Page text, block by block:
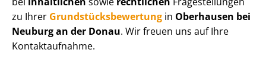
zu Ihrer Grund­stücks­be­wer­tung in Oberhausen bei
Neuburg an der Donau. Wir freuen uns auf Ihre
Kontaktaufnahme.